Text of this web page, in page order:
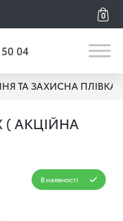
0
04
ТА ЗАХИСНА ПЛІВКА
( АКЦІЙНА
В наявності